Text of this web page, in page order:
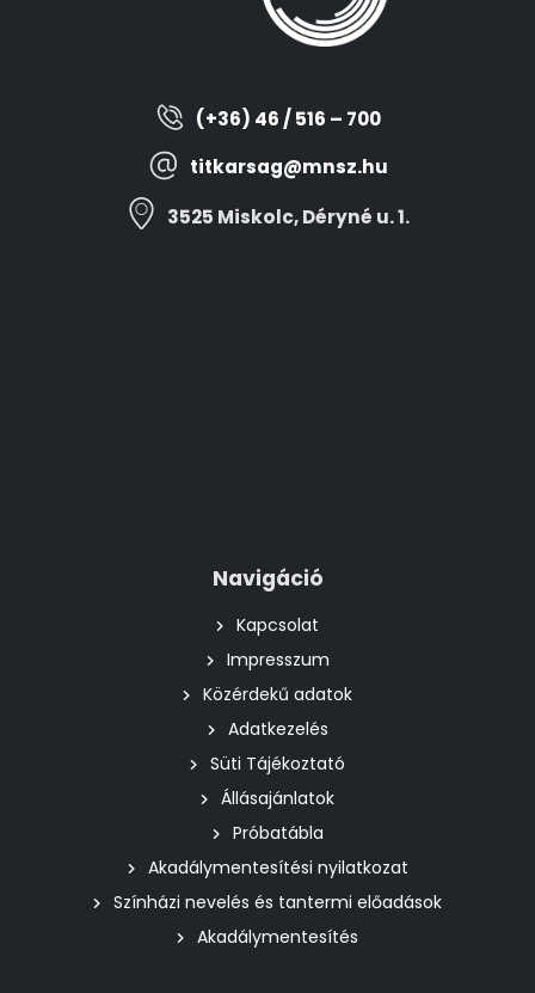
(+36) 46 / 516 – 700
titkarsag@mnsz.hu
3525 Miskolc, Déryné u. 1.
Navigáció
Kapcsolat
Impresszum
Közérdekű adatok
Adatkezelés
Süti Tájékoztató
Állásajánlatok
Próbatábla
Akadálymentesítési nyilatkozat
Színházi nevelés és tantermi előadások
Akadálymentesítés